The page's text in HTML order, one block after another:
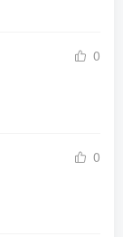
0
0